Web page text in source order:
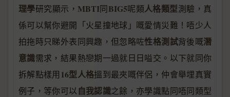
理學研究顯示， MBTI同BIG5呢類人格類型測驗，真
係可以幫你避開「火星撞地球」嘅愛情災難！唔少人
拍拖時只睇外表同興趣，但忽略咗性格測試背後嘅潛
意識需求，結果熱戀期一過就日日嗌交。以下就同你
拆解點樣用16型人格搵到最夾嘅伴侶，仲會舉埋真實
例子，等你可以 自我認識之餘，亦學識點同唔同類型